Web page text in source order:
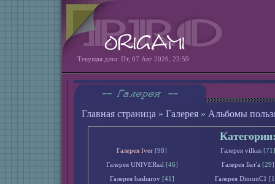
Текущая дата: Пт, 07 Авг 2026, 22:59
Главная страница » Галерея » Альбомы
Галерея Iver [98] Галерея vilkas [71]
Галерея UNIVERsal [46] Галерея Бат'а [29]
Галерея basharov [41] Галерея DimonС1